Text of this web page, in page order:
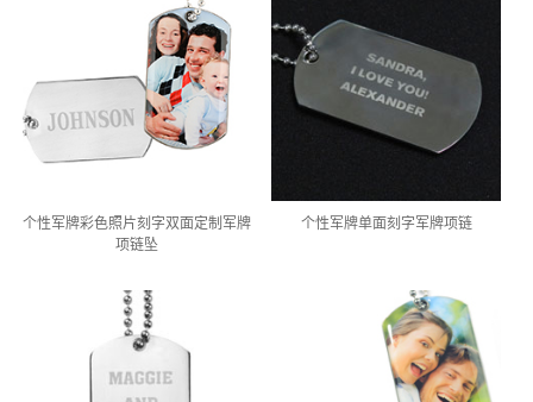
个性军牌彩色照片刻字双面定制军牌
项链坠
个性军牌单面刻字军牌项链